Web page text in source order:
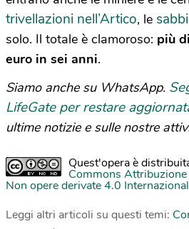
trivellazioni nell’Artico, le
solo. Il totale è clamoroso: più
euro in sei anni.
Siamo anche su WhatsApp.
LifeGate per restare
ultime notizie e sulle nostre
Quest'opera è
Commons
Non opere derivate 4.0
Leggi altri articoli su questi temi: